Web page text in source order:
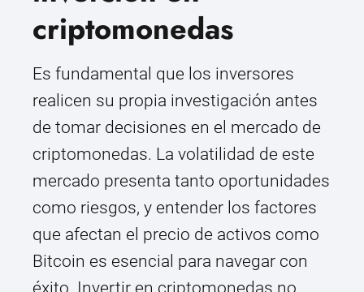
criptomonedas
Es fundamental que los inversores
realicen su propia investigación antes
de tomar decisiones en el mercado de
criptomonedas. La volatilidad de este
mercado presenta tanto oportunidades
como riesgos, y entender los factores
que afectan el precio de activos como
Bitcoin es esencial para navegar con
éxito. Invertir en criptomonedas no